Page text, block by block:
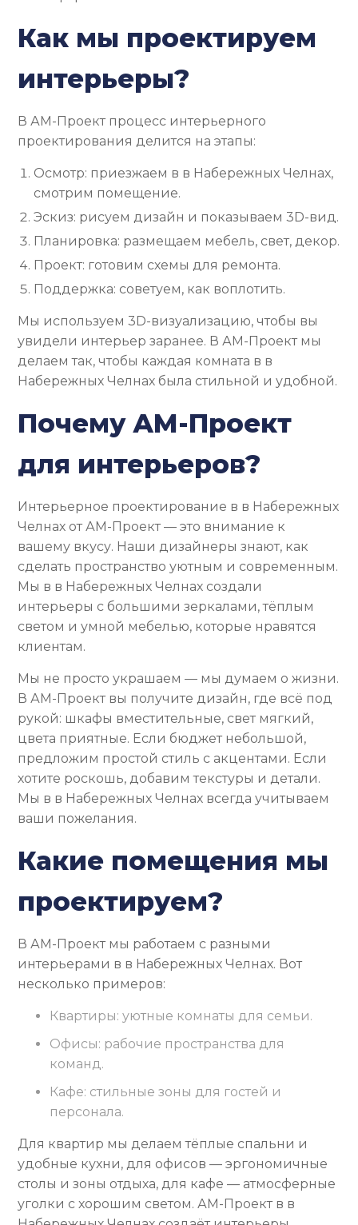
Как мы проектируем
интерьеры?
В АМ-Проект процесс интерьерного
проектирования делится на этапы:
Осмотр: приезжаем в в Набережных Челнах,
смотрим помещение.
Эскиз: рисуем дизайн и показываем 3D-вид.
Планировка: размещаем мебель, свет, декор.
Проект: готовим схемы для ремонта.
Поддержка: советуем, как воплотить.
Мы используем 3D-визуализацию, чтобы вы
увидели интерьер заранее. В АМ-Проект мы
делаем так, чтобы каждая комната в в
Набережных Челнах была стильной и удобной.
Почему АМ-Проект
для интерьеров?
Интерьерное проектирование в в Набережных
Челнах от АМ-Проект — это внимание к
вашему вкусу. Наши дизайнеры знают, как
сделать пространство уютным и современным.
Мы в в Набережных Челнах создали
интерьеры с большими зеркалами, тёплым
светом и умной мебелью, которые нравятся
клиентам.
Мы не просто украшаем — мы думаем о жизни.
В АМ-Проект вы получите дизайн, где всё под
рукой: шкафы вместительные, свет мягкий,
цвета приятные. Если бюджет небольшой,
предложим простой стиль с акцентами. Если
хотите роскошь, добавим текстуры и детали.
Мы в в Набережных Челнах всегда учитываем
ваши пожелания.
Какие помещения мы
проектируем?
В АМ-Проект мы работаем с разными
интерьерами в в Набережных Челнах. Вот
несколько примеров:
Квартиры: уютные комнаты для семьи.
Офисы: рабочие пространства для
команд.
Кафе: стильные зоны для гостей и
персонала.
Для квартир мы делаем тёплые спальни и
удобные кухни, для офисов — эргономичные
столы и зоны отдыха, для кафе — атмосферные
уголки с хорошим светом. АМ-Проект в в